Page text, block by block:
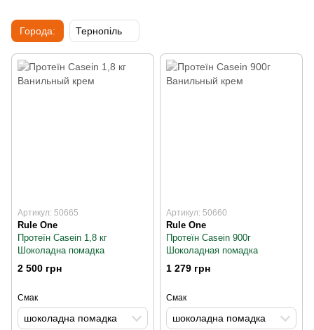
Города: Тернопіль
Артикул: 50665
Rule One
Протеїн Casein 1,8 кг
Шоколадна помадка
2 500 грн
Смак
шоколадна помадка
Артикул: 50660
Rule One
Протеїн Casein 900г
Шоколадная помадка
1 279 грн
Смак
шоколадна помадка